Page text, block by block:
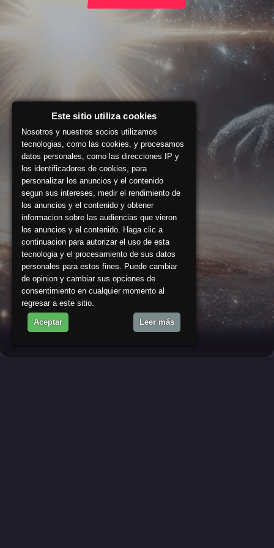
Este sitio utiliza cookies
Nosotros y nuestros socios utilizamos
tecnologias, como las cookies, y procesamos
datos personales, como las direcciones IP y
los identificadores de cookies, para
personalizar los anuncios y el contenido
segun sus intereses, medir el rendimiento de
los anuncios y el contenido y obtener
informacion sobre las audiencias que vieron
los anuncios y el contenido. Haga clic a
continuacion para autorizar el uso de esta
tecnologia y el procesamiento de sus datos
personales para estos fines. Puede cambiar
de opinion y cambiar sus opciones de
consentimiento en cualquier momento al
regresar a este sitio.
Aceptar Leer más